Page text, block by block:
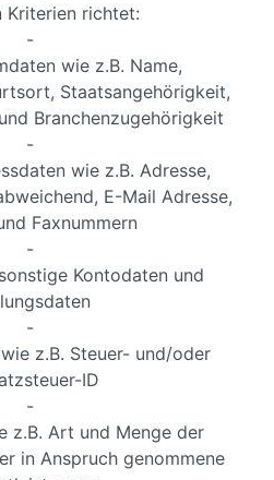
Kriterien richtet:
-
wie z.B. Name,
Staatsangehörigkeit,
Branchenzugehörigkeit
-
wie z.B. Adresse,
E-Mail Adresse,
Faxnummern
-
Kontodaten und
-
z.B. Steuer- und/oder
ID
-
z.B. Art und Menge der
in Anspruch genommene